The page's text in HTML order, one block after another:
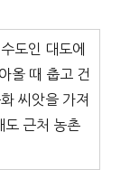
도인 대도에
올 때 춥고 건
씨앗을 가져
도 근처 농촌